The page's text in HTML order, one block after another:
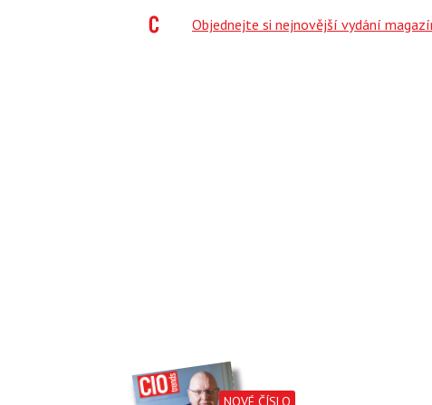
NOVÉ ČÍSLO
Objednejte si nejnovější vydání